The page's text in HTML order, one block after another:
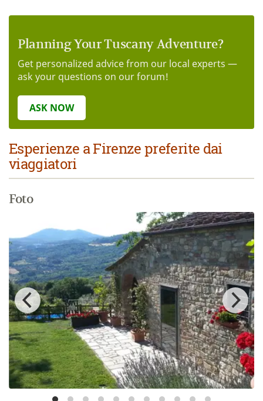
Planning Your Tuscany Adventure?
Get personalized advice from our local experts —
ask your questions on our forum!
ASK NOW
Esperienze a Firenze preferite dai
viaggiatori
Foto